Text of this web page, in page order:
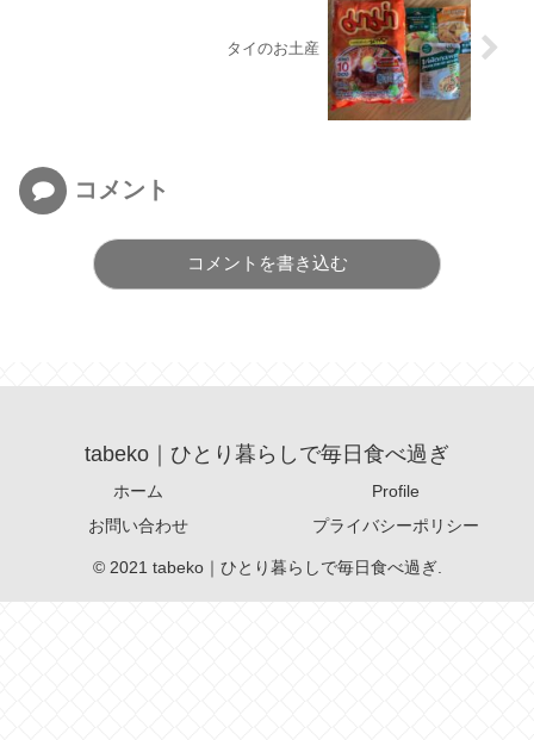
タイのお土産
コメント
コメントを書き込む
tabeko｜ひとり暮らしで毎日食べ過ぎ
ホーム
Profile
お問い合わせ
プライバシーポリシー
© 2021 tabeko｜ひとり暮らしで毎日食べ過ぎ.